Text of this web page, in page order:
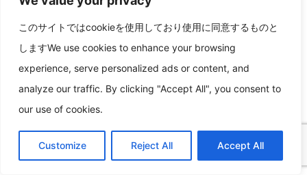
このサイトではcookieを使用しており使用に同意するものと
しますWe use cookies to enhance your browsing
experience, serve personalized ads or content, and
analyze our traffic. By clicking "Accept All", you consent to
our use of cookies.
Customize Reject All Accept All
あなたは、編集や出版までの手間な作
業はいりません。ネットの販促、サイ
トの登録、グッズの作成、SNSの販
促、メディアの折衝など、お金のかか
ることや面倒なことは不要です
画像とコメントをこちらに送ってくだ
さい。まずは連絡を